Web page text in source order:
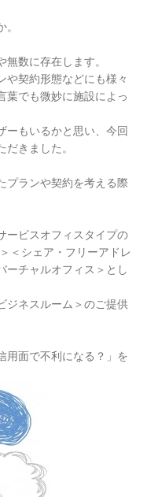
数に存在します。
や契約形態などにも様々
でも微妙に施設によっ
ーもいるかと思い、今回
きました。
プランや契約を考える際
ービスオフィスタイプの
＜シェア・フリーアドレ
ーチャルオフィス＞とし
ジネスルーム＞のご提供
用面で不利になる？」を